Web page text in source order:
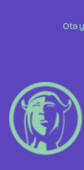
Ota